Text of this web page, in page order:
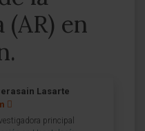
en
Lasarte
principal